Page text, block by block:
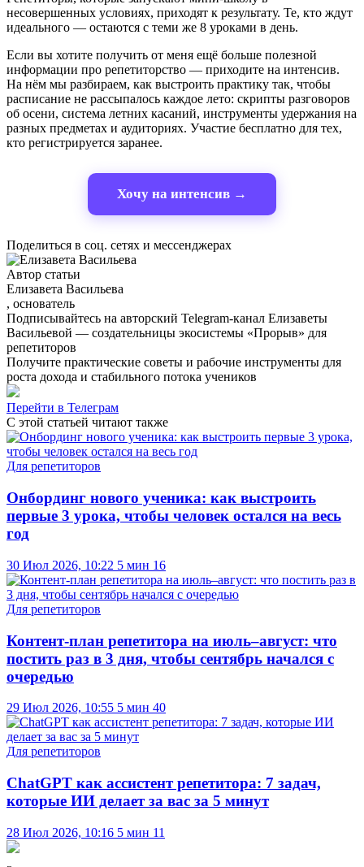
несовершенных условиях, приходят к результату. Те, кто ждут
идеального — остаются с теми же 8 уроками в день.
Если вы хотите получить от меня ещё больше полезной
информации про репетиторство — приходите на интенсив.
На нём мы разбираем, как выстроить практику так, чтобы
расписание не рассыпалось каждое лето: скрипты разговоров
об осени, система летних касаний, инструменты удержания на
разных предметах и аудиториях. Участие бесплатно для тех,
кто регистрируется заранее.
Хочу на интенсив →
Поделиться в соц. сетях и мессенджерах
Автор статьи
Елизавета Васильева
, основатель
Подписывайтесь на авторский Telegram-канал Елизаветы
Васильевой — создательницы экосистемы «Прорыв» для
репетиторов
Получите практические советы и рабочие инструменты для
роста дохода и стабильного потока учеников
Перейти в Телеграм
С этой статьей читают также
Для репетиторов
Онбординг нового ученика: как выстроить
первые 3 урока, чтобы человек остался на весь
год
30 Июл 2026, 10:22 5 мин 16
Для репетиторов
Контент-план репетитора на июль–август: что
постить раз в 3 дня, чтобы сентябрь начался с
очередью
29 Июл 2026, 10:55 5 мин 40
Для репетиторов
ChatGPT как ассистент репетитора: 7 задач,
которые ИИ делает за вас за 5 минут
28 Июл 2026, 10:16 5 мин 11